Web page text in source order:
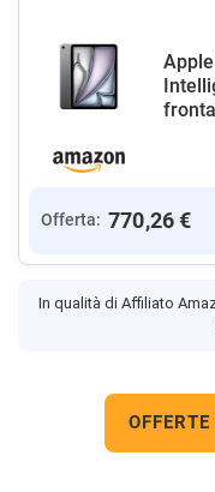
Offerta: 770,26 €
In qualità di Affiliato